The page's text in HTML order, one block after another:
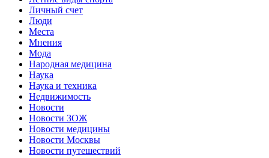
Личный счет
Люди
Места
Мнения
Мода
Народная медицина
Наука
Наука и техника
Недвижимость
Новости
Новости ЗОЖ
Новости медицины
Новости Москвы
Новости путешествий